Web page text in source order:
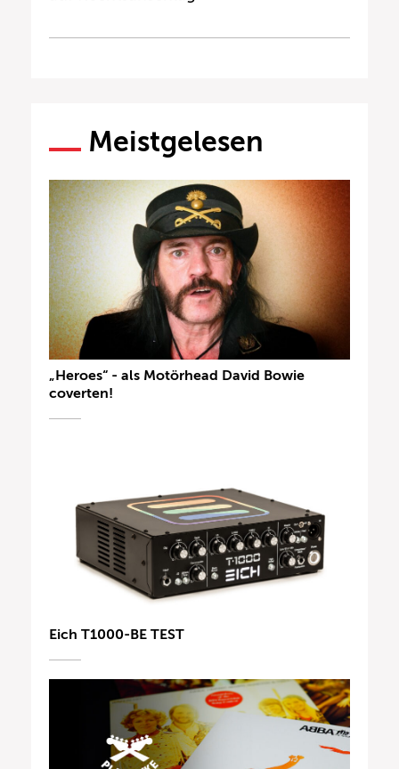
Meistgelesen
„Heroes“ - als Motörhead David Bowie
coverten!
Eich T1000-BE TEST